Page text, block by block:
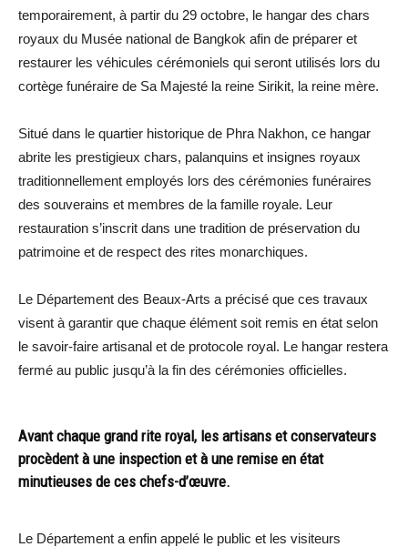
temporairement, à partir du 29 octobre, le hangar des chars
royaux du Musée national de Bangkok afin de préparer et
restaurer les véhicules cérémoniels qui seront utilisés lors du
cortège funéraire de Sa Majesté la reine Sirikit, la reine mère.
Situé dans le quartier historique de Phra Nakhon, ce hangar
abrite les prestigieux chars, palanquins et insignes royaux
traditionnellement employés lors des cérémonies funéraires
des souverains et membres de la famille royale. Leur
restauration s’inscrit dans une tradition de préservation du
patrimoine et de respect des rites monarchiques.
Le Département des Beaux-Arts a précisé que ces travaux
visent à garantir que chaque élément soit remis en état selon
le savoir-faire artisanal et de protocole royal. Le hangar restera
fermé au public jusqu’à la fin des cérémonies officielles.
Avant chaque grand rite royal, les artisans et conservateurs
procèdent à une inspection et à une remise en état
minutieuses de ces chefs-d’œuvre.
Le Département a enfin appelé le public et les visiteurs